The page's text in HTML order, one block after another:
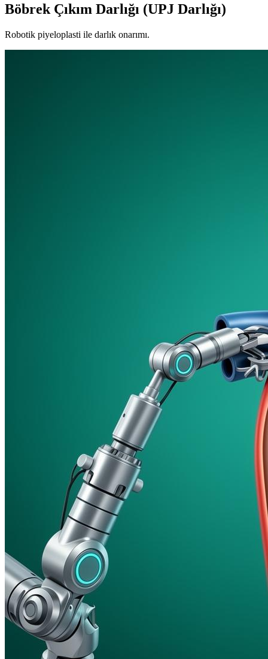
Böbrek Çıkım Darlığı (UPJ Darlığı)
Robotik piyeloplasti ile darlık onarımı.